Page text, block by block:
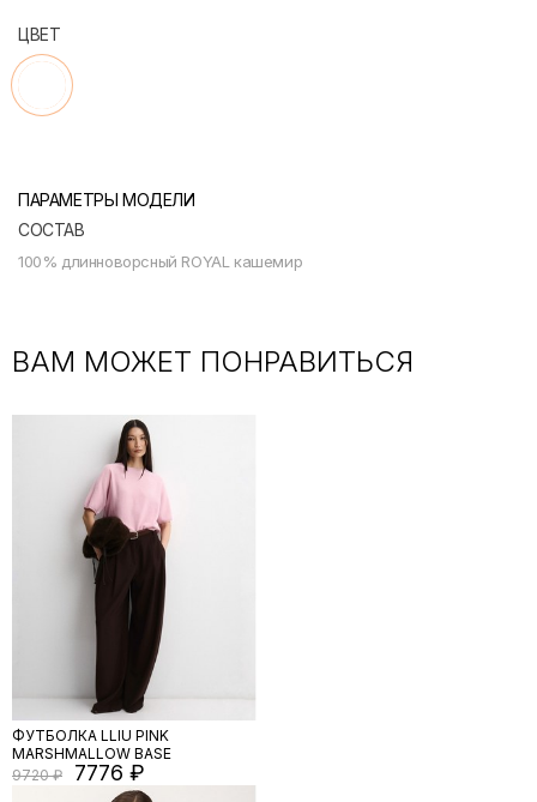
ЦВЕТ
ПАРАМЕТРЫ МОДЕЛИ
СОСТАВ
100% длинноворсный ROYAL кашемир
ВАМ МОЖЕТ ПОНРАВИТЬСЯ
ФУТБОЛКА LLIU PINK
MARSHMALLOW BASE
9720
7776